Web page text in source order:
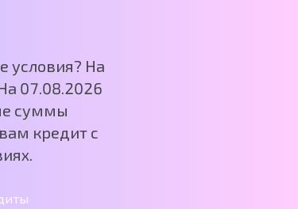
условия? На
07.08.2026
суммы
кредит с